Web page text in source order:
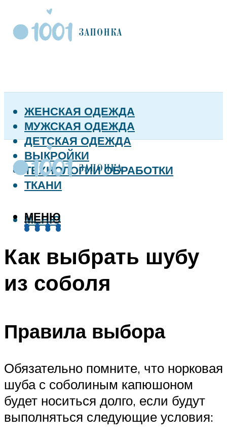
ЖЕНСКАЯ ОДЕЖДА
МУЖСКАЯ ОДЕЖДА
ДЕТСКАЯ ОДЕЖДА
ВЫКРОЙКИ
ТЕХНОЛОГИИ ОБРАБОТКИ
ТКАНИ
МЕНЮ
МЕНЮ
Как выбрать шубу
из соболя
Правила выбора
Обязательно помните, что норковая
шуба с соболиным капюшоном
будет носиться долго, если будут
выполняться следующие условия: